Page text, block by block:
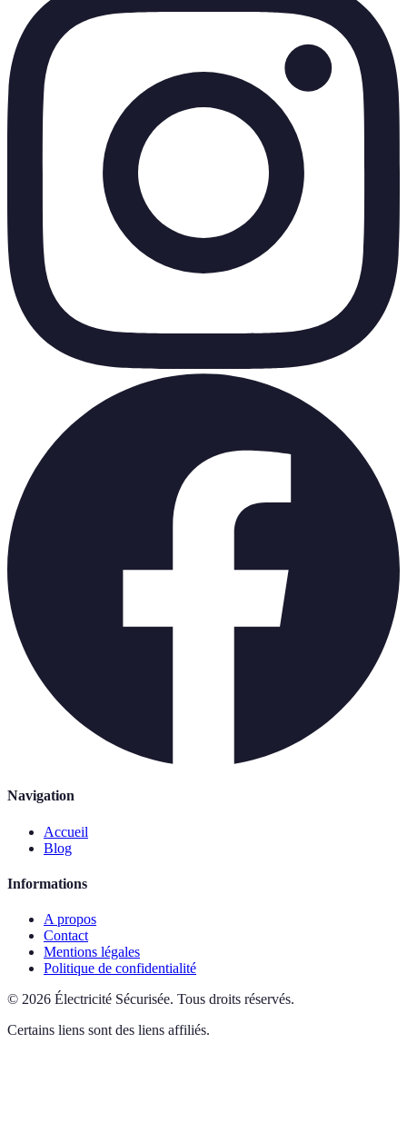
Navigation
Accueil
Blog
Informations
A propos
Contact
Mentions légales
Politique de confidentialité
© 2026 Électricité Sécurisée. Tous droits réservés.
Certains liens sont des liens affiliés.